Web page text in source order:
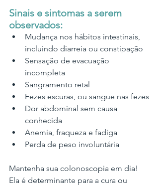
Sinais e sintomas a serem
observados:
Mudança nos hábitos intestinais,
incluindo diarreia ou constipação
Sensação de evacuação
incompleta
Sangramento retal
Fezes escuras, ou sangue nas fezes
Dor abdominal sem causa
conhecida
Anemia, fraqueza e fadiga
Perda de peso involuntária
Mantenha sua colonoscopia em dia!
Ela é determinante para a cura ou